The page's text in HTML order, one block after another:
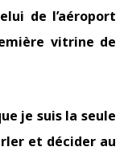
de l’aéroport
vitrine de
je suis la seule
et décider au